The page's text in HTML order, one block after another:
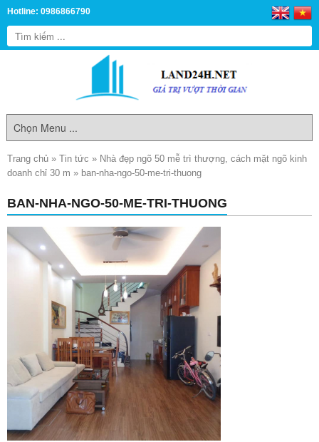
Hotline: 0986866790
Trang chủ » Tin tức » Nhà đẹp ngõ 50 mễ trì thượng, cách mặt ngõ kinh
doanh chỉ 30 m » ban-nha-ngo-50-me-tri-thuong
BAN-NHA-NGO-50-ME-TRI-THUONG